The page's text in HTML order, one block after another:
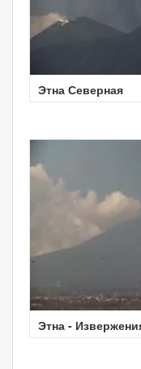
Этна Северная
Этна -